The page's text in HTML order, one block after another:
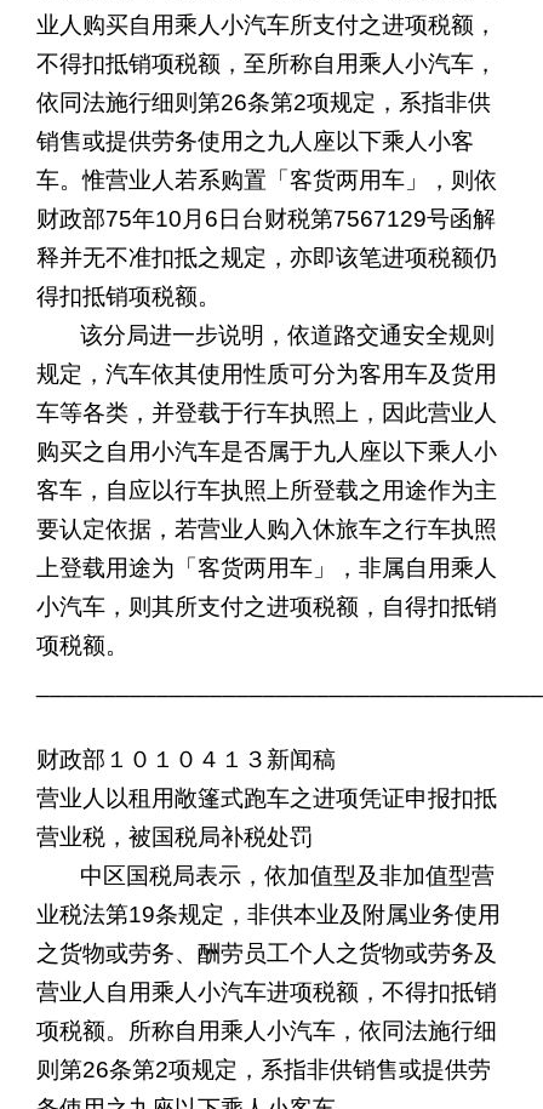
业人购买自用乘人小汽车所支付之进项税额，
不得扣抵销项税额，至所称自用乘人小汽车，
依同法施行细则第26条第2项规定，系指非供
销售或提供劳务使用之九人座以下乘人小客
车。惟营业人若系购置「客货两用车」，则依
财政部75年10 月 6 日台财税第7567129号函解
释并无不准扣抵之规定，亦即该笔进项税额仍
得扣抵销项税额。
该分局进一步说明，依道路交通安全规则
规定，汽车依其使用性质可分为客用车及货用
车等各类，并登载于行车执照上，因此营业人
购买之自用小汽车是否属于九人座以下乘人小
客车，自应以行车执照上所登载之用途作为主
要认定依据，若营业人购入休旅车之行车执照
上登载用途为「客货两用车」，非属自用乘人
小汽车，则其所支付之进项税额，自得扣抵销
项税额。
财政部１０１０４１３新闻稿
营业人以租用敞篷式跑车之进项凭证申报扣抵
营业税，被国税局补税处罚
中区国税局表示，依加值型及非加值型营
业税法第19条规定，非供本业及附属业务使用
之货物或劳务、酬劳员工个人之货物或劳务及
营业人自用乘人小汽车进项税额，不得扣抵销
项税额。所称自用乘人小汽车，依同法施行细
则第26条第2项规定，系指非供销售或提供劳